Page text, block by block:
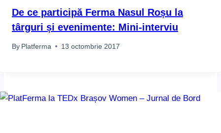
De ce participă Ferma Nasul Roșu la
târguri și evenimente: Mini-interviu
By Platferma 13 octombrie 2017